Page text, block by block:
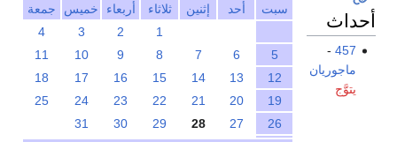
سبت
أحد إثنين ثلاثاء أربعاء خميس
جمعة
1
2
3
4
5
6
7
8
9
10
11
12
13
14
15
16
17
18
19
20
21
22
23
24
25
26
27
28
29
30
31
أحداث
457
-
ماجوريان
يتوَّج